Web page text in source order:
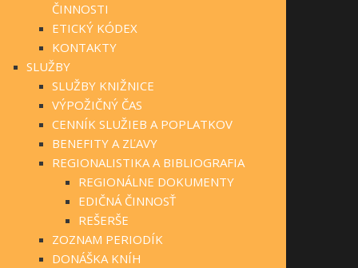
ČINNOSTI
ETICKÝ KÓDEX
KONTAKTY
SLUŽBY
SLUŽBY KNIŽNICE
VÝPOŽIČNÝ ČAS
CENNÍK SLUŽIEB A POPLATKOV
BENEFITY A ZĽAVY
REGIONALISTIKA A BIBLIOGRAFIA
REGIONÁLNE DOKUMENTY
EDIČNÁ ČINNOSŤ
REŠERŠE
ZOZNAM PERIODÍK
DONÁŠKA KNÍH